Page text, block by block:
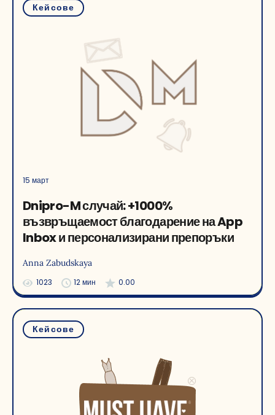
Кейсове
15 март
Dnipro-M случай: +1000%
възвръщаемост благодарение на App
Inbox и персонализирани препоръки
Anna Zabudskaya
1023 12 мин 0.00
Кейсове